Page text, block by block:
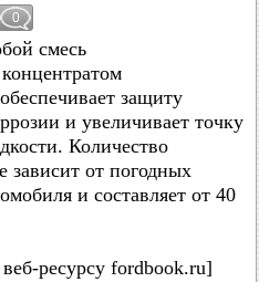
0
смесь
защиту
и увеличивает точку
Количество
зависит от погодных
и составляет от 40
ресурсу fordbook.ru]